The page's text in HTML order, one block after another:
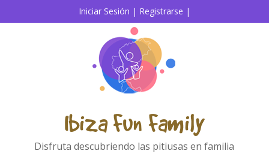
al
Iniciar Sesión | Registrarse |
Ibiza Fun Family
Disfruta descubriendo las pitiusas en familia